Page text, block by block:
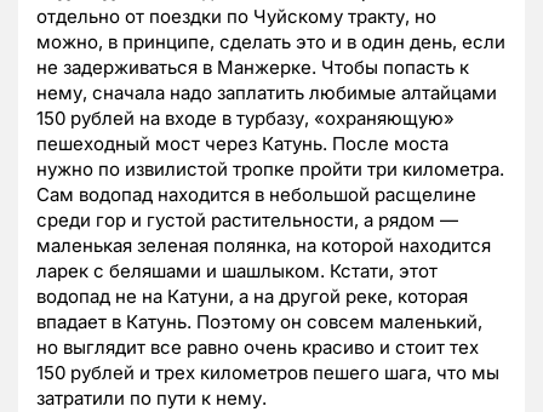
отдельно от поездки по Чуйскому тракту, но
можно, в принципе, сделать это и в один день, если
не задерживаться в Манжерке. Чтобы попасть к
нему, сначала надо заплатить любимые алтайцами
150 рублей на входе в турбазу, «охраняющую»
пешеходный мост через Катунь. После моста
нужно по извилистой тропке пройти три километра.
Сам водопад находится в небольшой расщелине
среди гор и густой растительности, а рядом —
маленькая зеленая полянка, на которой находится
ларек с беляшами и шашлыком. Кстати, этот
водопад не на Катуни, а на другой реке, которая
впадает в Катунь. Поэтому он совсем маленький,
но выглядит все равно очень красиво и стоит тех
150 рублей и трех километров пешего шага, что мы
затратили по пути к нему.